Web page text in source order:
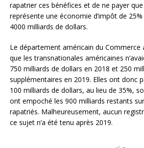
rapatrier ces bénéfices et de ne payer que
représente une économie d’impôt de
4000 milliards de dollars.
Le département américain du Commerce
que les transnationales américaines
750 milliards de dollars en 2018 et 250
supplémentaires en 2019. Elles ont donc
100 milliards de dollars, au lieu de 35%,
ont empoché les 900 milliards restants
rapatriés. Malheureusement, aucun
ce sujet n’a été tenu après 2019.